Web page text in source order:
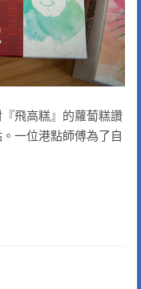
飛高糕』的蘿蔔糕讚
一位港點師傅為了自